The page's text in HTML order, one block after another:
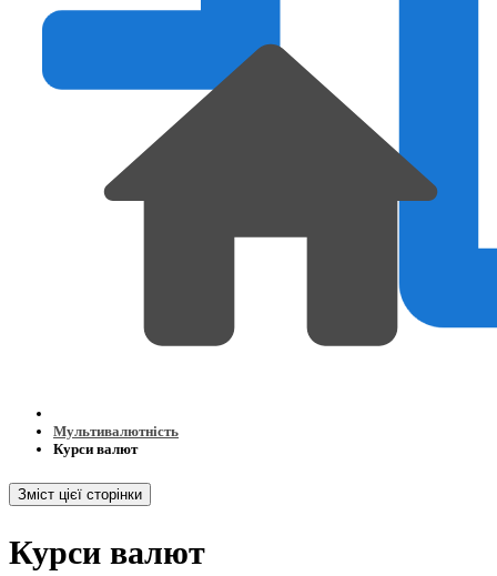
Мультивалютність
Курси валют
Зміст цієї сторінки
Курси валют